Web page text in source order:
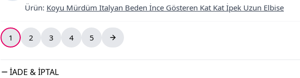
Ürün: Koyu Mürdüm Italyan Beden İnce Gösteren Kat Kat İpek Uzun Elbise
1 2 3 4 5
İADE & İPTAL